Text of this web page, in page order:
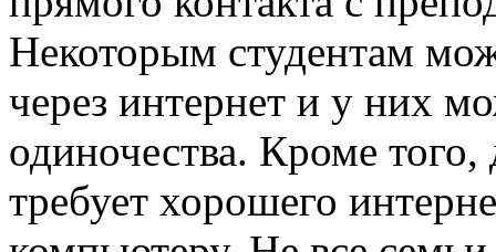
Некоторым студентам
через интернет и у них
одиночества. Кроме
требует хорошего